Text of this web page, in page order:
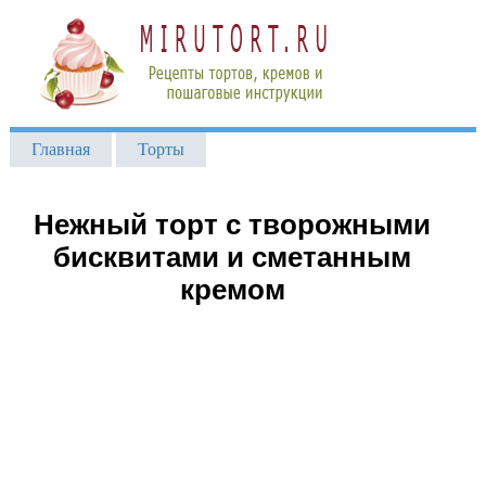
Главная Торты
Нежный торт с творожными
бисквитами и сметанным
кремом